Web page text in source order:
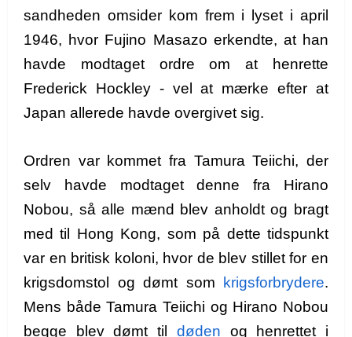
sandheden omsider kom frem i lyset i april
1946, hvor Fujino Masazo erkendte, at han
havde modtaget ordre om at henrette
Frederick Hockley - vel at mærke efter at
Japan allerede havde overgivet sig.
Ordren var kommet fra Tamura Teiichi, der
selv havde modtaget denne fra Hirano
Nobou, så alle mænd blev anholdt og bragt
med til Hong Kong, som på dette tidspunkt
var en britisk koloni, hvor de blev stillet for en
krigsdomstol og dømt som krigsforbrydere.
Mens både Tamura Teiichi og Hirano Nobou
begge blev dømt til døden og henrettet i